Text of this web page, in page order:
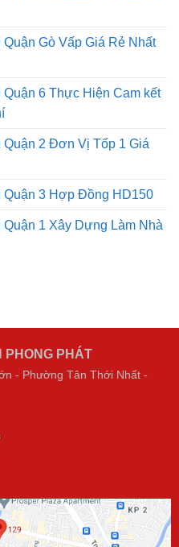
Gò Vấp Giá Rẻ Nhất
6 Thực Hiện Cam kết
2 Đơn Vị Tốp 1 Giá
3 Hợp Đồng HD150
1 Xây Dựng Làm Nhà
PHONG PHÁT
- Phường Tân Thới Nhất -